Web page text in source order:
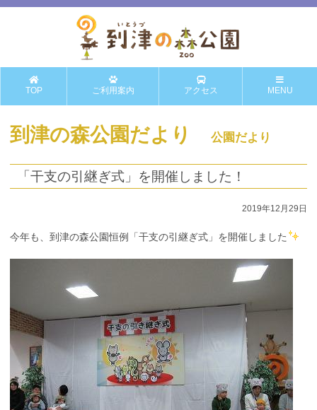
TOP ご利用案内 アクセス MENU
到津の森公園だより 公園だより
「干支の引継ぎ式」を開催しました！
2019年12月29日
今年も、到津の森公園恒例「干支の引継ぎ式」を開催しました